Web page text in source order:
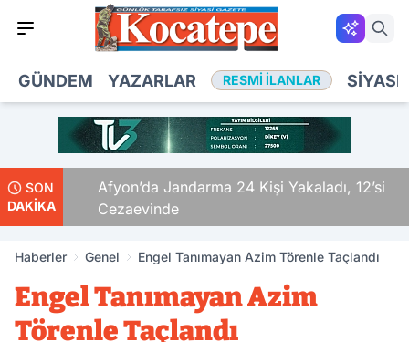
GÜNDEM YAZARLAR RESMI İLANLAR
SON
DAKİKA
Afyon’da Jandarma 24 Kişi Yakaladı, 12’si
Cezaevinde
Haberler Genel Engel Tanımayan Azim Törenle Taçlandı
Engel Tanımayan Azim
Törenle Taçlandı